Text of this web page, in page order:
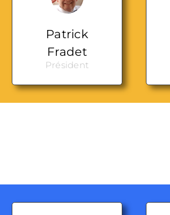
Patrick
Fradet
Président